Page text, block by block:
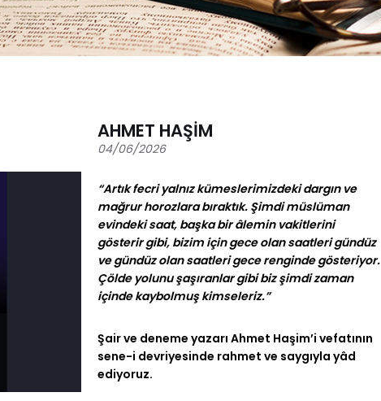
AHMET HAŞİM
04/06/2026
“Artık fecri yalnız kümeslerimizdeki dargın ve
mağrur horozlara bıraktık. Şimdi müslüman
evindeki saat, başka bir âlemin vakitlerini
gösterir gibi, bizim için gece olan saatleri gündüz
ve gündüz olan saatleri gece renginde gösteriyor.
Çölde yolunu şaşıranlar gibi biz şimdi zaman
içinde kaybolmuş kimseleriz.”
Şair ve deneme yazarı Ahmet Haşim’i vefatının
sene-i devriyesinde rahmet ve saygıyla yâd
ediyoruz.